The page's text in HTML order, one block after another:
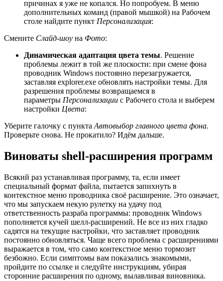
причинах я уже не копался. Но попробуем. В меню
дополнительных команд (правой мышкой) на Рабочем
столе найдите пункт Персонализация:
Смените Слайд-шоу на Фото:
Динамическая адаптация цвета темы. Решение
проблемы лежит в той же плоскости: при смене фона
проводник Windows постоянно перезагружается,
заставляя explorer.exe обновлять настройки темы. Для
разрешения проблемы возвращаемся в
параметры Персонализации с Рабочего стола и выберем
настройки Цвета:
Уберите галочку с пунктаАвтовыбор главного цвета фона.
Проверьте снова. Не прокатило? Идём дальше.
Виноваты shell-расширения программ
Всякий раз устанавливая программу, та, если имеет
специальный формат файла, пытается запихнуть в
контекстное меню проводника своё расширение. Это означает,
что мы запускаем некую рулетку на удачу под
ответственность разраба программы: проводник Windows
пополняется кучей шелл-расширений. Не все из них гладко
садятся на текущие настройки, что заставляет проводник
постоянно обновляться. Чаще всего проблема с расширениями
выражается в том, что само контекстное меню тормозит
безбожно. Если симптомы вам показались знакомыми,
пройдите по ссылке и следуйте инструкциям, убирая
сторонние расширения по одному, вылавливая виновника.